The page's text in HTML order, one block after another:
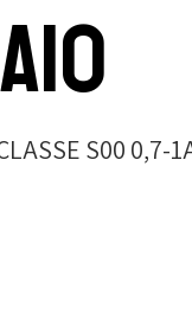
S00 0,7-